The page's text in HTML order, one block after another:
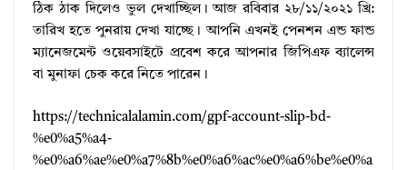
ঠিক ঠাক দিলেও ভুল দেখাচ্ছিল। আজ রবিবার ২৮/১১/২০২১ খ্রি:
তারিখ হতে পুনরায় দেখা যাচ্ছে। আপনি এখনই পেনশন এন্ড ফান্ড
ম্যানেজমেন্ট ওয়েবসাইটে প্রবেশ করে আপনার জিপিএফ ব্যালেন্স
বা মুনাফা চেক করে নিতে পারেন।
https://technicalalamin.com/gpf-account-slip-bd-
%e0%a5%a4-
%e0%a6%ae%e0%a7%8b%e0%a6%ac%e0%a6%be%e0%a